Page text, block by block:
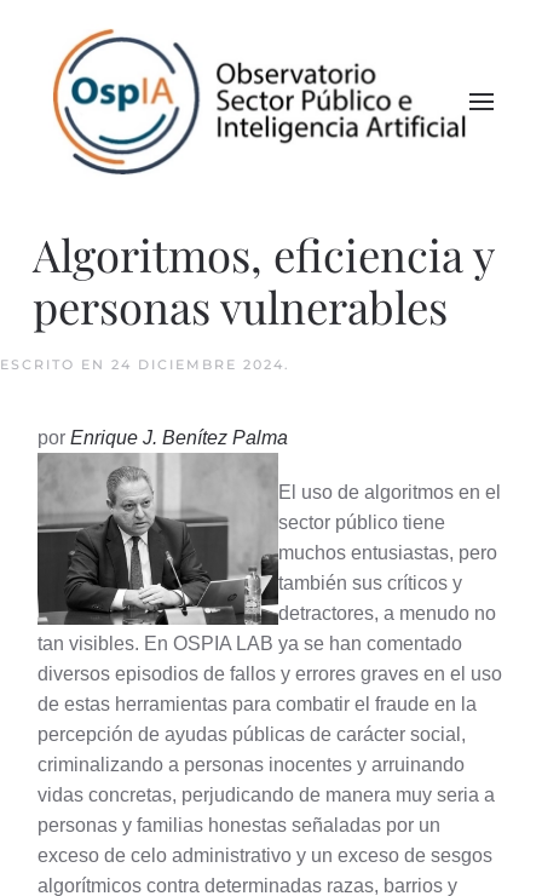
Algoritmos, eficiencia y
personas vulnerables
ESCRITO EN 24 DICIEMBRE 2024.
porEnrique J. Benítez Palma
El uso de algoritmos en el
sector público tiene
muchos entusiastas, pero
también sus críticos y
detractores, a menudo no
tan visibles. En OSPIA LAB ya se han comentado
diversos episodios de fallos y errores graves en el uso
de estas herramientas para combatir el fraude en la
percepción de ayudas públicas de carácter social,
criminalizando a personas inocentes y arruinando
vidas concretas, perjudicando de manera muy seria a
personas y familias honestas señaladas por un
exceso de celo administrativo y un exceso de sesgos
algorítmicos contra determinadas razas, barrios y